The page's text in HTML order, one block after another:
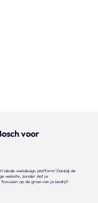
voor
ideale webdesign platform! Dankzij de
website, zonder dat je
op de groei van je bedrijf.